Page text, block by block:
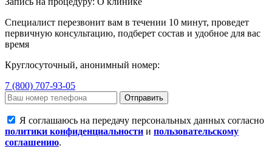
Специалист перезвонит вам в течении 10 минут, проведет
первичную консультацию, подберет состав и удобное для вас
время
Круглосуточный, анонимный номер:
7 (800) 707-93-05
Отправить
Я соглашаюсь на передачу персональных данных согласно
политики конфиденциальности и пользовательскому
соглашению.